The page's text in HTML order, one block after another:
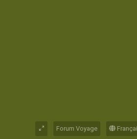
Forum Voyage